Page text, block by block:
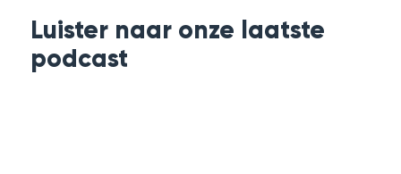
Luister naar onze laatste
podcast